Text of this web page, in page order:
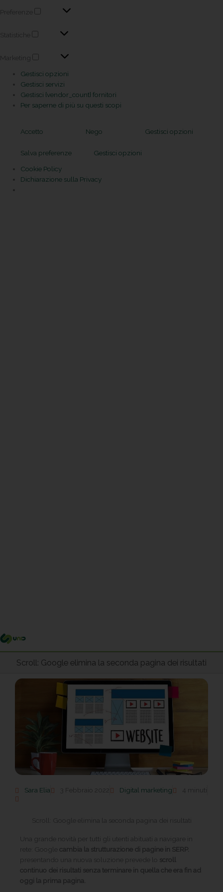
Preferenze
Statistiche
Marketing
Gestisci opzioni
Gestisci servizi
Gestisci {vendor_count} fornitori
Per saperne di più su questi scopi
Accetto Nego Gestisci opzioni
Salva preferenze
Gestisci opzioni
Cookie Policy
Dichiarazione sulla Privacy
Scroll: Google elimina la seconda pagina dei risultati
Sara Elia 3 Febbraio 2022 Digital marketing 4 minuti
Scroll: Google elimina la seconda pagina dei risultati
Una grande novità per tutti gli utenti abituati a navigare in
rete: Google cambia la strutturazione di pagine in SERP.
presentando una nuova soluzione prevede lo scroll
continuo dei risultati senza terminare in quella che era fin ad
oggi la prima pagina.